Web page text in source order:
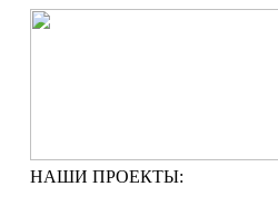
НАШИ ПРОЕКТЫ: